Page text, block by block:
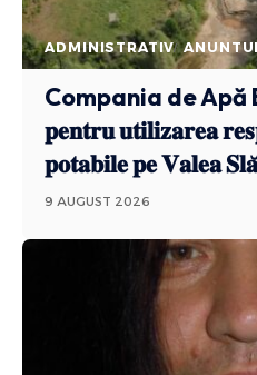
ADMINISTRATIV
Compania de Apă
𝐩𝐞𝐧𝐭𝐫𝐮 𝐮𝐭𝐢𝐥𝐢𝐳𝐚𝐫𝐞𝐚
𝐩𝐨𝐭𝐚𝐛𝐢𝐥𝐞 𝐩𝐞 𝐕𝐚𝐥𝐞𝐚
9 AUGUST 2026